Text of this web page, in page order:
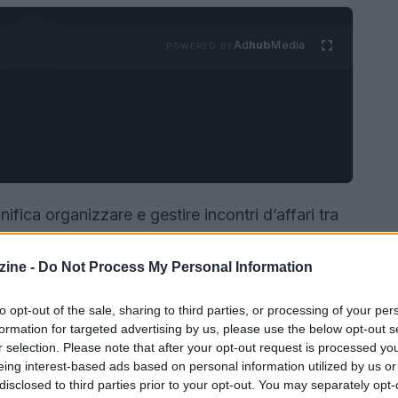
- Do Not Process My Personal Information
opt-out of the sale, sharing to third parties, or processing of your
for targeted advertising by us, please use the below opt-out
selection. Please note that after your opt-out request is processed
interest-based ads based on personal information utilized by us
to third parties prior to your opt-out. You may separately
AdhubMedia
organizzare e gestire incontri d’affari tra
avviare relazioni commerciali. In un contesto
e la chiarezza delle regole contano più della
un
con focus su
profilazione buyer-
one-pageremetriche di conversioneutili.